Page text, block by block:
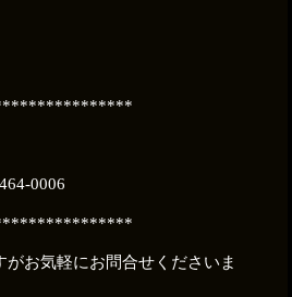
0006
お気軽にお問合せくださいま